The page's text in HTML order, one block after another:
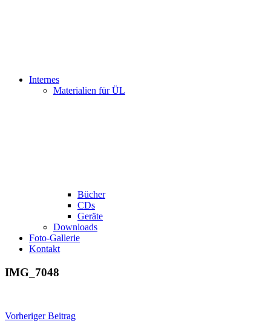
Internes
Materialien für ÜL
Bücher
CDs
Geräte
Downloads
Foto-Gallerie
Kontakt
IMG_7048
Beitragsnavigation
Vorheriger Beitrag